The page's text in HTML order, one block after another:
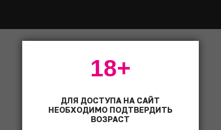
ДЛЯ ДОСТУПА НА САЙТ
НЕОБХОДИМО ПОДТВЕРДИТЬ
ВОЗРАСТ
18+